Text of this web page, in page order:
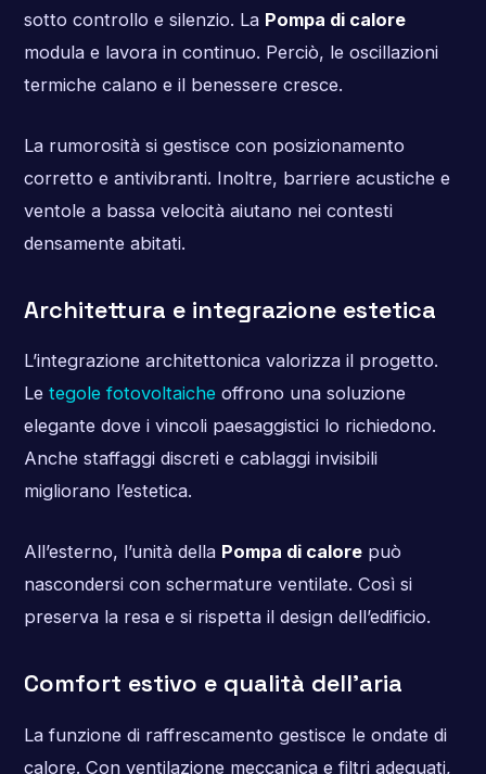
sotto controllo e silenzio. La Pompa di calore
modula e lavora in continuo. Perciò, le oscillazioni
termiche calano e il benessere cresce.
La rumorosità si gestisce con posizionamento
corretto e antivibranti. Inoltre, barriere acustiche e
ventole a bassa velocità aiutano nei contesti
densamente abitati.
Architettura e integrazione estetica
L’integrazione architettonica valorizza il progetto.
Le tegole fotovoltaiche offrono una soluzione
elegante dove i vincoli paesaggistici lo richiedono.
Anche staffaggi discreti e cablaggi invisibili
migliorano l’estetica.
All’esterno, l’unità della Pompa di calorepuò
nascondersi con schermature ventilate. Così si
preserva la resa e si rispetta il design dell’edificio.
Comfort estivo e qualità dell’aria
La funzione di raffrescamento gestisce le ondate di
calore. Con ventilazione meccanica e filtri adeguati,